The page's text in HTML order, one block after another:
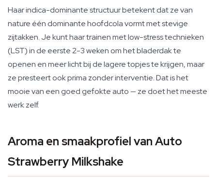
Haar indica-dominante structuur betekent dat ze van
nature één dominante hoofdcola vormt met stevige
zijtakken. Je kunt haar trainen met low-stress technieken
(LST) in de eerste 2-3 weken om het bladerdak te
openen en meer licht bij de lagere topjes te krijgen, maar
ze presteert ook prima zonder interventie. Dat is het
mooie van een goed gefokte auto — ze doet het meeste
werk zelf.
Aroma en smaakprofiel van Auto
Strawberry Milkshake